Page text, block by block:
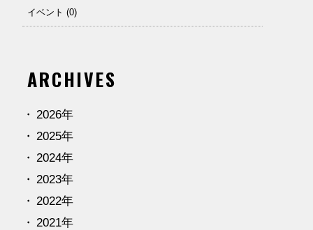
イベント (0)
ARCHIVES
2026年
2025年
2024年
2023年
2022年
2021年